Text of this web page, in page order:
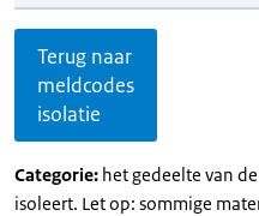
Terug naar
meldcodes
isolatie
Categorie: het gedeelte van
isoleert. Let op: sommige